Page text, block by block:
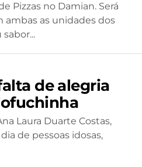
Pizzas no Damian. Será
as unidades dos
de alegria
Laura Duarte Costas,
de pessoas idosas,